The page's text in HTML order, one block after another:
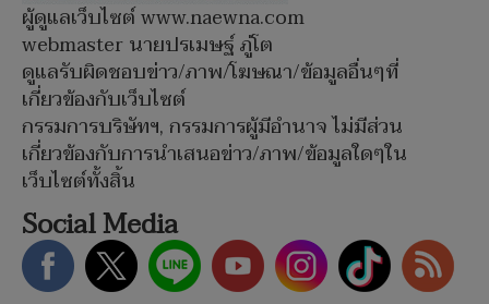
ผู้ดูแลเว็บไซต์ www.naewna.com
webmaster นายปรเมษฐ์ ภู่โต
ดูแลรับผิดชอบข่าว/ภาพ/โฆษณา/ข้อมูลอื่นๆที่
เกี่ยวข้องกับเว็บไซต์
กรรมการบริษัทฯ, กรรมการผู้มีอำนาจ ไม่มีส่วน
เกี่ยวข้องกับการนำเสนอข่าว/ภาพ/ข้อมูลใดๆใน
เว็บไซต์ทั้งสิ้น
Social Media